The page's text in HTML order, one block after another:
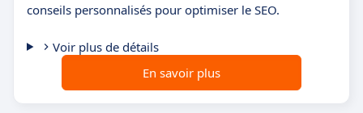
conseils personnalisés pour optimiser le SEO.
Voir plus de détails
En savoir plus